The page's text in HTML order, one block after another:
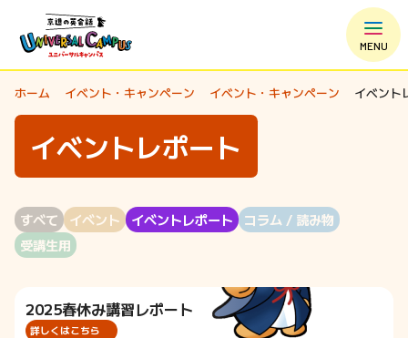
MENU
ホーム イベント・キャンペーン イベント・キャンペーン イベント
イベントレポート
すべて イベント イベントレポート
コラム / 読み物
受講生用
2025春休み講習レポート
詳しくはこちら